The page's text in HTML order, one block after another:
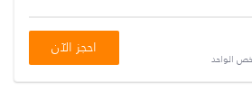
الواحد
احجز الآن